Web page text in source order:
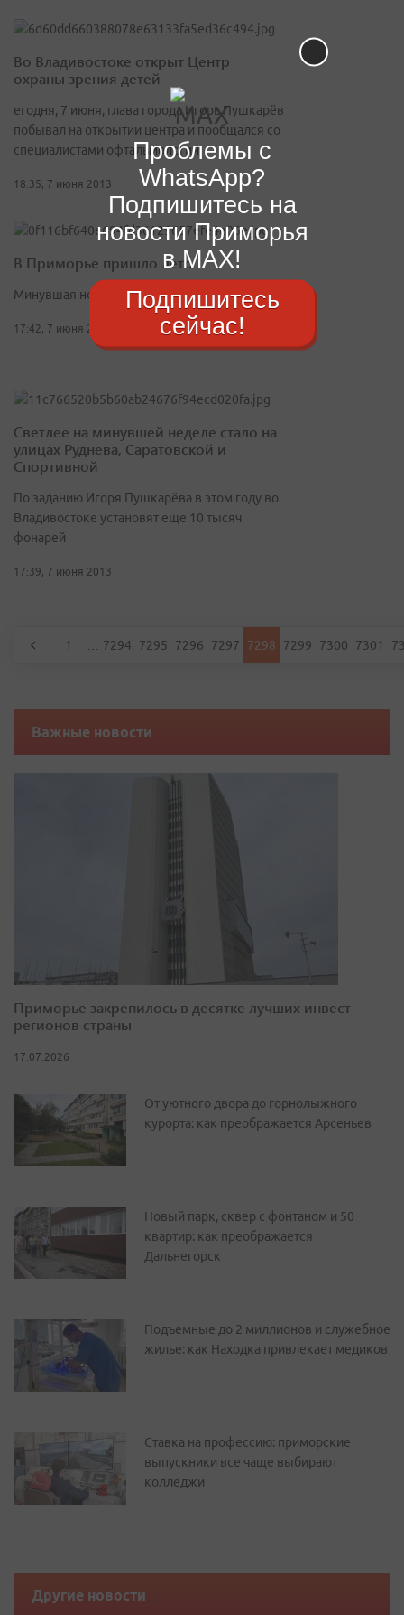
Во Владивостоке открыт Центр
охраны зрения детей
егодня, 7 июня, глава города Игорь Пушкарёв
побывал на открытии центра и пообщался со
специалистами офтальмологии
18:35, 7 июня 2013
В Приморье пришло лето
Минувшая ночью была антициклональной
17:42, 7 июня 2013
Светлее на минувшей неделе стало на
улицах Руднева, Саратовской и
Спортивной
По заданию Игоря Пушкарёва в этом году во
Владивостоке установят еще 10 тысяч
фонарей
17:39, 7 июня 2013
1 … 7294 7295 7296 7297 7298 7299 7300 7301
Важные новости
Приморье закрепилось в десятке лучших инвест-
регионов страны
17.07.2026
От уютного двора до горнолыжного
курорта: как преображается Арсеньев
Новый парк, сквер с фонтаном и 50
квартир: как преображается
Дальнегорск
Подъемные до 2 миллионов и служебное
жилье: как Находка привлекает медиков
Ставка на профессию: приморские
выпускники все чаще выбирают
колледжи
Другие новости
Проблемы с
WhatsApp?
Подпишитесь на
новости Приморья
в MAX!
Подпишитесь
сейчас!